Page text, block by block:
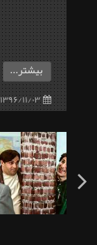
۱۳۹۶/۱۱/۰۳
بیشتر...